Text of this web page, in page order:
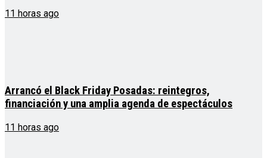
11 horas ago
Arrancó el Black Friday Posadas: reintegros,
financiación y una amplia agenda de espectáculos
11 horas ago